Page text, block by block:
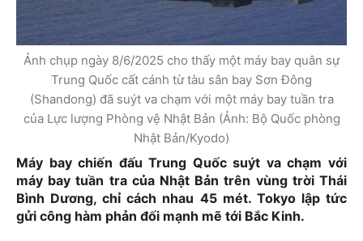
Ảnh chụp ngày 8/6/2025 cho thấy một máy bay quân sự
Trung Quốc cất cánh từ tàu sân bay Sơn Đông
(Shandong) đã suýt va chạm với một máy bay tuần tra
của Lực lượng Phòng vệ Nhật Bản (Ảnh: Bộ Quốc phòng
Nhật Bản/Kyodo)
Máy bay chiến đấu Trung Quốc suýt va chạm với
máy bay tuần tra của Nhật Bản trên vùng trời Thái
Bình Dương, chỉ cách nhau 45 mét. Tokyo lập tức
gửi công hàm phản đối mạnh mẽ tới Bắc Kinh.